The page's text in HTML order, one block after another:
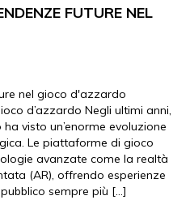
FUTURE NEL
nel gioco d'azzardo
d’azzardo Negli ultimi anni,
visto un’enorme evoluzione
Le piattaforme di gioco
avanzate come la realtà
(AR), offrendo esperienze
sempre più […]